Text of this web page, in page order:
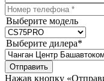
Выберите модель
Выберите дилера*
Отправить
Нажав кнопку